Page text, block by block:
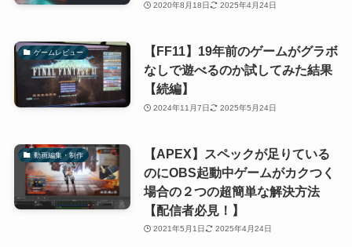
2020年8月18日 2025年4月24日
ゲームレビュー
【FF11】19年前のゲームがグラボ
なしで遊べるのか試してみた結果
【続編】
2024年11月7日 2025年5月24日
動画編集・制作
【APEX】スペックが足りている
のにOBS起動中ゲームがカクつく
場合の２つの超簡単な解決方法
【配信者必見！】
2021年5月1日 2025年4月24日